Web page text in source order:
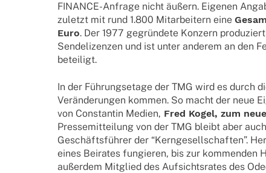
FINANCE-Anfrage nicht äußern. Eige­nen
zuletzt mit rund 1.800 Mitar­bei­tern eine
Euro. Der 1977 gegrün­dete Konzern
Sende­li­zen­zen und ist unter ande­rem an den
beteiligt.
In der Führungs­etage der TMG wird es durch
Verän­de­run­gen kommen. So macht der neue
von Constan­tin Medien, Fred Kogel, zum
Pres­se­mit­tei­lung von der TMG bleibt aber
Geschäfts­füh­rer der “Kern­ge­sell­schaf­ten”.
eines Beira­tes fungie­ren, bis zur kommen­den
außer­dem Mitglied des Aufsichts­ra­tes des